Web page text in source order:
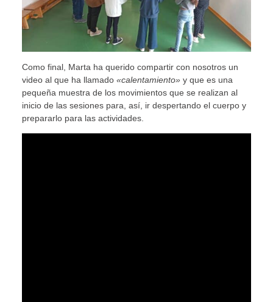
Como final, Marta ha querido compartir con nosotros un
video al que ha llamado «calentamiento»y que es una
pequeña muestra de los movimientos que se realizan al
inicio de las sesiones para, así, ir despertando el cuerpo y
prepararlo para las actividades.